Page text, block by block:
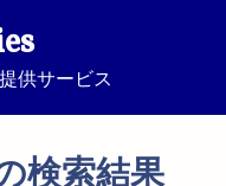
供サービス
検索結果